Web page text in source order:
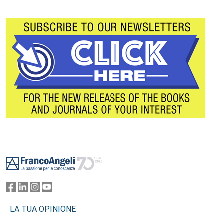
LA TUA OPINIONE